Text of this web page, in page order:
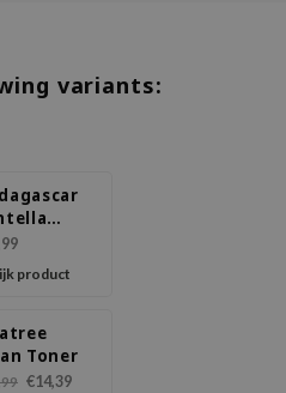
variants:
Toner
product
Toner
€14,39